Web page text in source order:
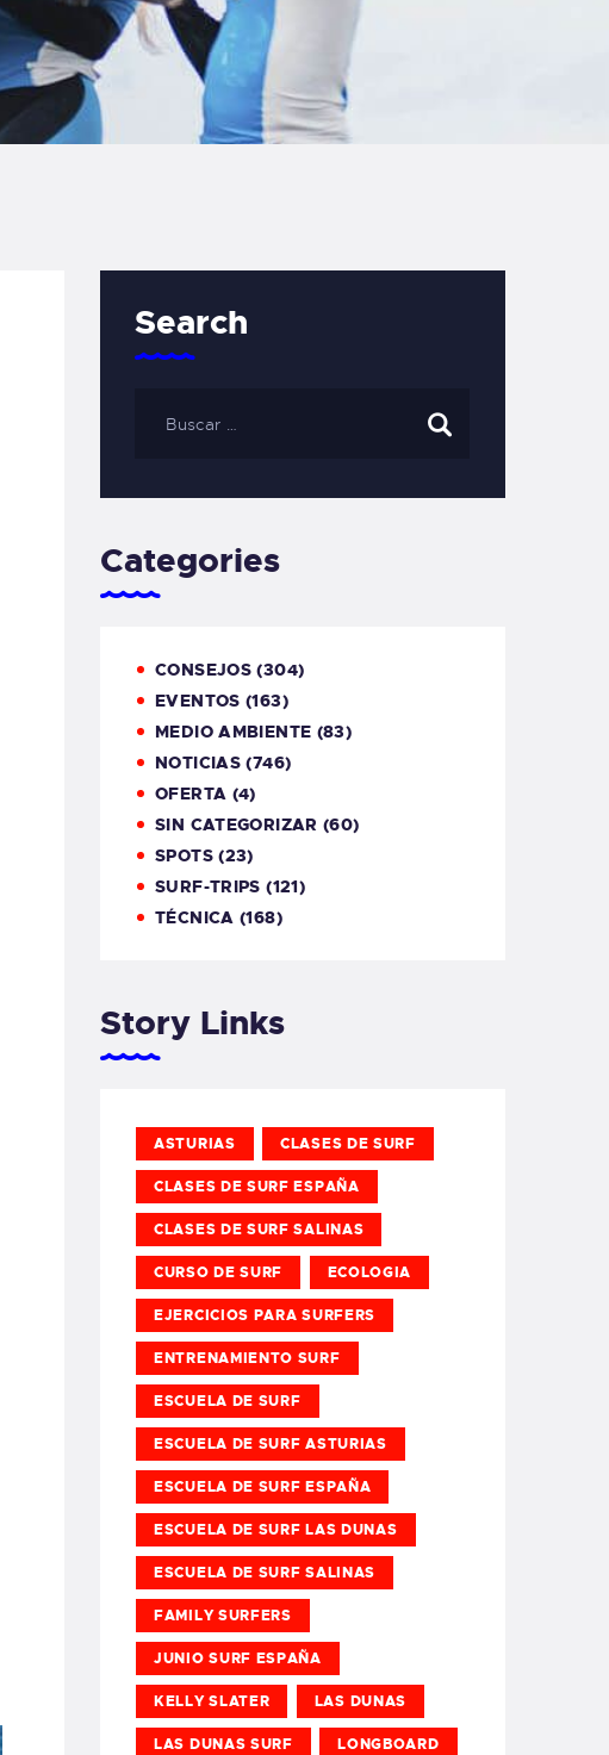
Search
Categories
CONSEJOS (304)
EVENTOS (163)
MEDIO AMBIENTE (83)
NOTICIAS (746)
OFERTA (4)
SIN CATEGORIZAR (60)
SPOTS(23)
SURF-TRIPS (121)
TÉCNICA (168)
Story Links
ASTURIAS CLASES DE SURF
CLASES DE SURF ESPAÑA
CLASES DE SURF SALINAS
CURSO DE SURF ECOLOGIA
EJERCICIOS PARA SURFERS
ENTRENAMIENTO SURF
ESCUELA DE SURF
ESCUELA DE SURF ASTURIAS
ESCUELA DE SURF ESPAÑA
ESCUELA DE SURF LAS DUNAS
ESCUELA DE SURF SALINAS
FAMILY SURFERS
JUNIO SURF ESPAÑA
KELLY SLATER LAS DUNAS
LAS DUNAS SURF LONGBOARD